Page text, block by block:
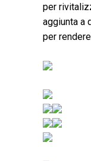
per
aggiunta a
per